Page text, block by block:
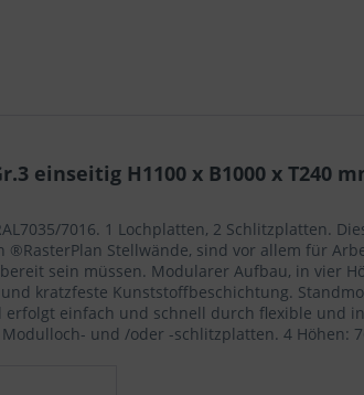
H1100 x B1000 x T240
7016. 1 Lochplatten, 2 Schlitzplatten.
Stellwände, sind vor allem für
sein müssen. Modularer Aufbau, in vier
kratzfeste Kunststoffbeschichtung.
einfach und schnell durch flexible und
und /oder -schlitzplatten. 4 Höhen: